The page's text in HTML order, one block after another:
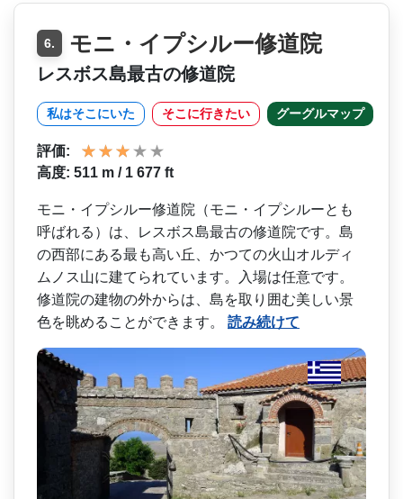
6. モニ・イプシルー修道院
レスボス島最古の修道院
私はそこにいた そこに行きたい グーグルマップ
評価:
高度: 511 m / 1 677 ft
モニ・イプシルー修道院（モ­ニ・イプシルーとも
呼ばれる）は、レスボス島最古の­修道院です。島
の西部にある最も高い丘、かつての火­山オルディ
ムノス山に建てられています。入場は任意­です。
修道院の建物の外からは、島を取り囲む美しい­景
色を眺めることができます。 読み続けて